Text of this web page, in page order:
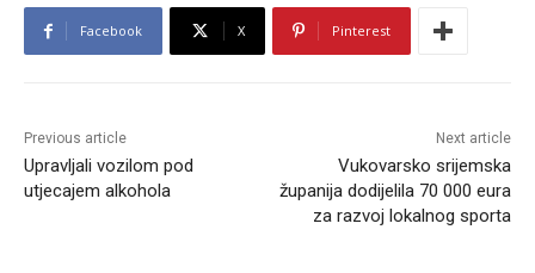
Facebook X Pinterest
Previous article
Upravljali vozilom pod
utjecajem alkohola
Next article
Vukovarsko srijemska
županija dodijelila 70 000 eura
za razvoj lokalnog sporta